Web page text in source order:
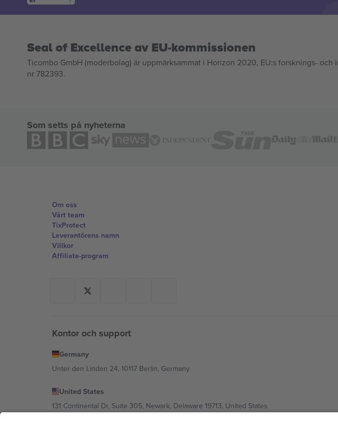
Seal of Excellence av EU-kommissionen
Ticombo GmbH (moderbolag) är uppmärksammat i Horizon 2020, EU:s forsknings-
nr 782393.
Som setts på nyheterna
Om oss
Vårt team
TixProtect
Leverantörens namn
Villkor
Affiliate-program
Kontor och support
Germany
Unter den Linden 24, 10117 Berlin, Germany
United States
131 Continental Dr, Suite 305, Newark, Delaware 19713, United States